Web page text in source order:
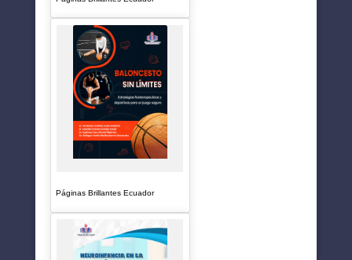
Páginas Brillantes Ecuador